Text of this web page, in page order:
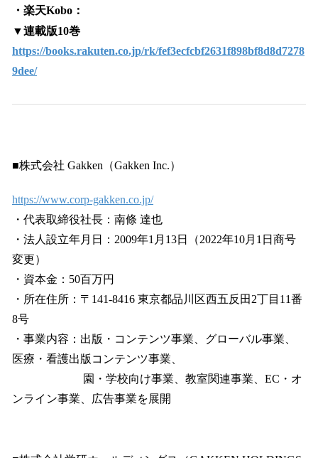
・楽天Kobo：
▼連載版10巻
https://books.rakuten.co.jp/rk/fef3ecfcbf2631f898bf8d8d7278
9dee/
■株式会社 Gakken（Gakken Inc.）
https://www.corp-gakken.co.jp/
・代表取締役社長：南條 達也
・法人設立年月日：2009年1月13日（2022年10月1日商号
変更）
・資本金：50百万円
・所在住所：〒141-8416 東京都品川区西五反田2丁目11番
8号
・事業内容：出版・コンテンツ事業、グローバル事業、
医療・看護出版コンテンツ事業、
園・学校向け事業、教室関連事業、EC・オ
ンライン事業、広告事業を展開